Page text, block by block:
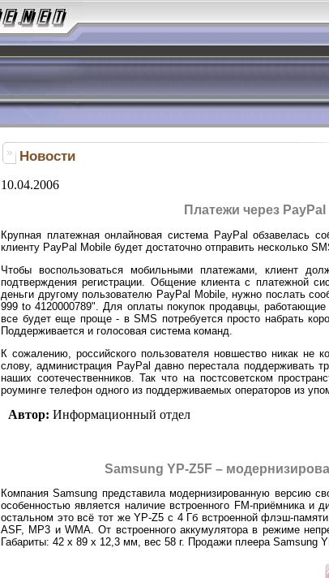
Новости
10.04.2006
Платежи через
Крупная платежная онлайновая система PayPal обзавелась
клиенту PayPal Mobile будет достаточно отправить несколько
Чтобы воспользоваться мобильными платежами, клиент
подтверждения регистрации. Общение клиента с платежной
деньги другому пользователю PayPal Mobile, нужно послать
999 to 4120000789". Для оплаты покупок продавцы,
все будет еще проще - в SMS потребуется просто набрать
Поддерживается и голосовая система команд.
К сожалению, российского пользователя новшество никак
слову, администрация PayPal давно перестала поддерживать
наших соотечественников. Так что на постсоветском
роуминге телефон одного из поддерживаемых операторов из
Автор: Информационный отдел
Samsung YP-Z5F –
Компания Samsung представила модернизированную версию
особенностью является наличие встроенного FM-приёмника и
остальном это всё тот же YP-Z5 с 4 Гб встроенной флэш-
ASF, MP3 и WMA. От встроенного аккумулятора в режиме
Габариты: 42 x 89 x 12,3 мм, вес 58 г. Продажи плеера Samsung